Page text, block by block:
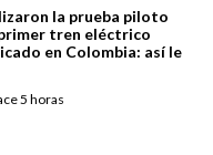
la prueba piloto
tren eléctrico
en Colombia: así le
5 horas